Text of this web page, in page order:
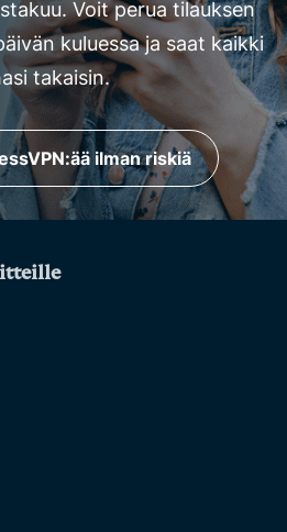
Voit perua tilauksen
kuluessa ja saat kaikki
takaisin.
ilman riskiä